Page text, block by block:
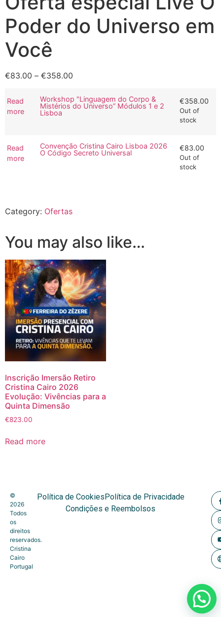
Poder do Universo em
Você
€83.00 – €358.00
Read
more
Workshop "Linguagem do Corpo &
Mistérios do Universo” Módulos 1 e 2
Lisboa
€358.00
Out of
stock
Read
more
Convenção Cristina Cairo Lisboa 2026
O Código Secreto Universal
€83.00
Out of
stock
Category: Ofertas
You may also like…
Inscrição Imersão Retiro
Cristina Cairo 2026
Evolução: Vivências para a
Quinta Dimensão
€823.00
Read more
©
2026
Todos
os
direitos
reservados.
Cristina
Cairo
Portugal
Política de Cookies Política de Privacidade
Condições e Reembolsos